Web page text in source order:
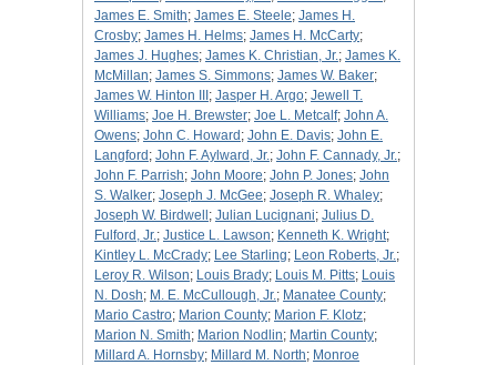
James E. Smith; James E. Steele; James H.
Crosby; James H. Helms; James H. McCarty;
James J. Hughes; James K. Christian, Jr.; James K.
McMillan; James S. Simmons; James W. Baker;
James W. Hinton III ; Jasper H. Argo; Jewell T.
Williams; Joe H. Brewster; Joe L. Metcalf; John A.
Owens; John C. Howard ; John E. Davis; John E.
Langford ; John F. Aylward, Jr.; John F. Cannady, Jr.;
John F. Parrish; John Moore; John P. Jones; John
S. Walker; Joseph J. McGee; Joseph R. Whaley;
Joseph W. Birdwell ; Julian Lucignani; Julius D.
Fulford, Jr.; Justice L. Lawson; Kenneth K. Wright;
Kintley L. McCrady; Lee Starling; Leon Roberts, Jr.;
Leroy R. Wilson; Louis Brady; Louis M. Pitts; Louis
N. Dosh; M. E. McCullough, Jr.; Manatee County;
Mario Castro; Marion County; Marion F. Klotz;
Marion N. Smith; Marion Nodlin; Martin County;
Millard A. Hornsby; Millard M. North; Monroe